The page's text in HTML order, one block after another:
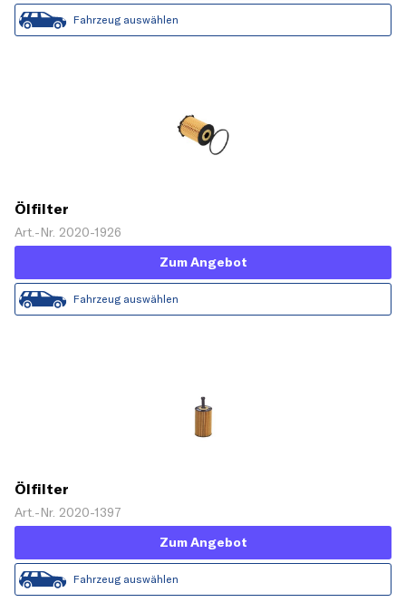
Fahrzeug auswählen
Ölfilter
Art.-Nr. 2020-1926
Zum Angebot
Fahrzeug auswählen
Ölfilter
Art.-Nr. 2020-1397
Zum Angebot
Fahrzeug auswählen